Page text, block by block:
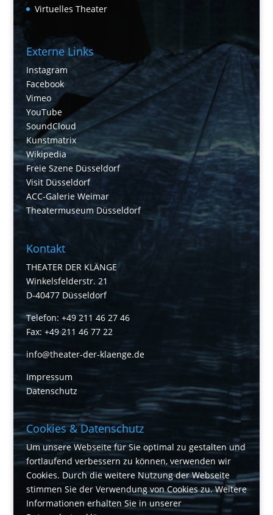
Virtuelles Theater
Externe Links
Instagram
Facebook
Vimeo
YouTube
SoundCloud
Kunstmatrix
Wikipedia
Freie Szene Düsseldorf
Visit Düsseldorf
ACC-Galerie Weimar
Theatermuseum Düsseldorf
Kontakt
THEATER DER KLÄNGE
Winkelsfelderstr. 21
D-40477 Düsseldorf
Telefon: +49 211 46 27 46
Fax: +49 211 46 77 22
info@theater-der-klaenge.de
Impressum
Datenschutz
Cookies & Datenschutz
Um unsere Webseite für Sie optimal zu gestalten und
fortlaufend verbessern zu können, verwenden wir
Cookies. Durch die weitere Nutzung der Webseite
stimmen Sie der Verwendung von Cookies zu. Weitere
Informationen erhalten Sie in unserer